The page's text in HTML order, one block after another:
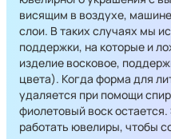
висящим в воздухе,
слои. В таких случаях мы
поддержки, на которые и
изделие восковое,
цвета). Когда форма для
удаляется при помощи
фиолетовый воск
работать ювелиры, чтобы